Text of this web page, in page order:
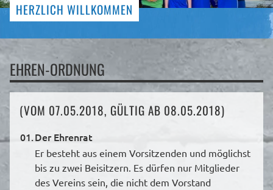
HERZLICH WILLKOMMEN
EHREN-ORDNUNG
(VOM 07.05.2018, GÜLTIG AB 08.05.2018)
01.Der Ehrenrat
Er besteht aus einem Vorsitzenden und möglichst
bis zu zwei Beisitzern. Es dürfen nur Mitglieder
des Vereins sein, die nicht dem Vorstand